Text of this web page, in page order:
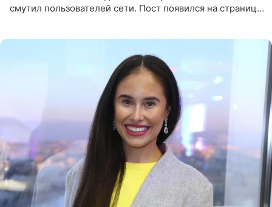
смутил пользователей сети. Пост появился на странице